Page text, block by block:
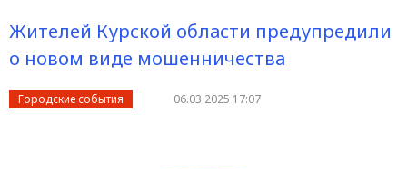
Жителей Курской области предупредили
о новом виде мошенничества
Городские события 06.03.2025 17:07